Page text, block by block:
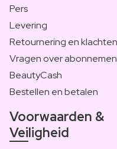
Pers
Levering
Retournering en klachten
Vragen over
BeautyCash
Bestellen en betalen
Voorwaarden &
Veiligheid